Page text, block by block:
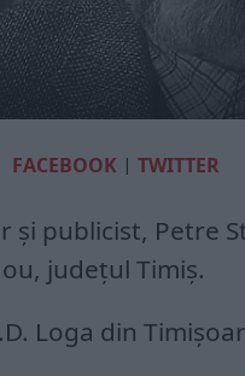
FACEBOOK | TWITTER
şi publicist, Petre
judeţul Timiş.
Loga din